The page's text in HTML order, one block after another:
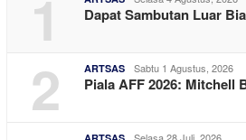
1 Dapat Sambutan Luar
2 ARTSAS Sabtu 1 Agustus, 2026
Piala AFF 2026: Mitchell